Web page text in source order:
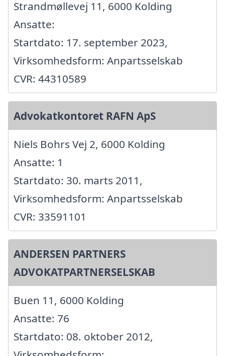
Strandmøllevej 11, 6000 Kolding
Ansatte:
Startdato: 17. september 2023,
Virksomhedsform: Anpartsselskab
CVR: 44310589
Advokatkontoret RAFN ApS
Niels Bohrs Vej 2, 6000 Kolding
Ansatte: 1
Startdato: 30. marts 2011,
Virksomhedsform: Anpartsselskab
CVR: 33591101
ANDERSEN PARTNERS
ADVOKATPARTNERSELSKAB
Buen 11, 6000 Kolding
Ansatte: 76
Startdato: 08. oktober 2012,